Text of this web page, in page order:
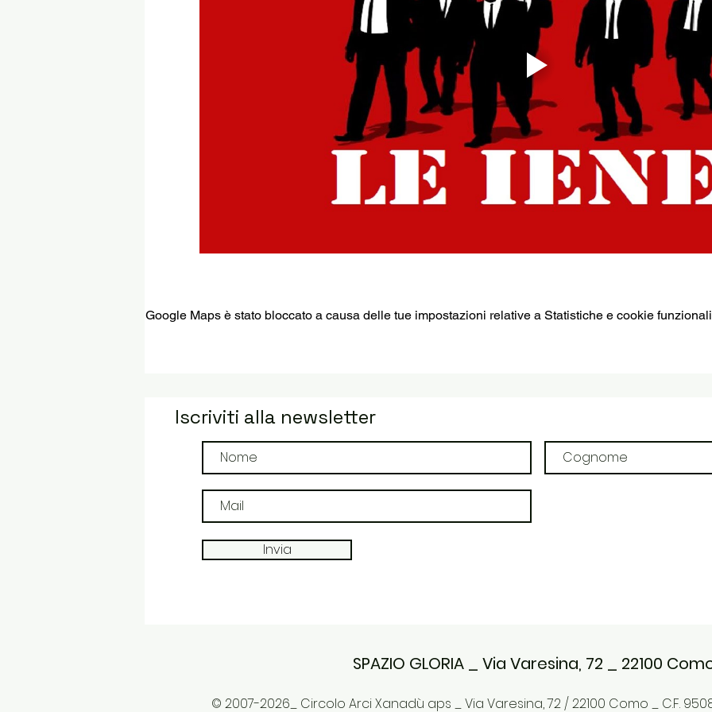
Google Maps è stato bloccato a causa delle tue impostazioni relative a Statistiche e cookie
Iscriviti alla newsletter
Invia
SPAZIO GLORIA _ Via Varesina, 72 _ 22100
© 2007-2026_ Circolo Arci Xanadù aps _ Via Varesina, 72 / 22100 Como _ C.F.